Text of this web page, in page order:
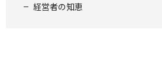
経営者の知恵